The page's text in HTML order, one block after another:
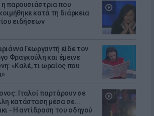
παρουσιάστρια που
κατά τη διάρκεια
ειδήσεων
Γεωργαντή είδε τον
Φραγκούλη και έμεινε
«Καλέ, τι ωραίος που
Ιταλοί παρτάρουν σε
κατάσταση μέσα σε...
- Η αντίδραση του οδηγού